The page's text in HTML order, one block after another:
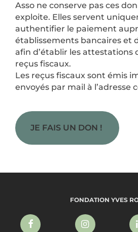
Asso ne conserve pas ces
exploite. Elles servent
authentifier le paiement
établissements bancaires et
afin d’établir les attestations
reçus fiscaux.
Les reçus fiscaux sont émis
envoyés par mail à l’adresse
JE FAIS UN DON ! ​
FONDATION YVES